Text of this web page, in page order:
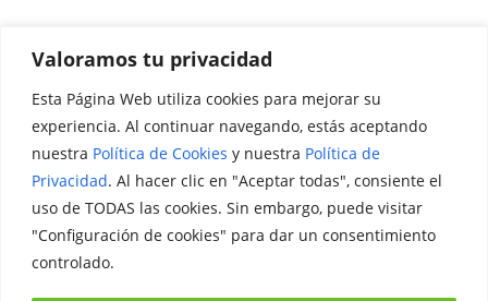
Valoramos tu privacidad
Esta Página Web utiliza cookies para mejorar su
experiencia. Al continuar navegando, estás aceptando
nuestra Política de Cookies y nuestra Política de
Privacidad. Al hacer clic en "Aceptar todas", consiente el
uso de TODAS las cookies. Sin embargo, puede visitar
"Configuración de cookies" para dar un consentimiento
controlado.
Promociónate
Legal
Aviso Legal
Política de Privacidad
Política de Cookies